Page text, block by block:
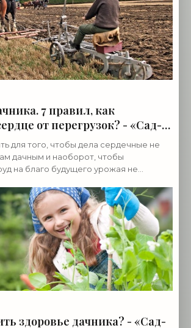
7 правил, как
от перегрузок? - «Сад-
для того, чтобы дела сердечные не
дачным и наоборот, чтобы
на благо будущего урожая не
здоровье дачника? - «Сад-